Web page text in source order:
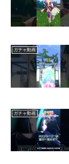
ガチャ動画
ガチャ動画